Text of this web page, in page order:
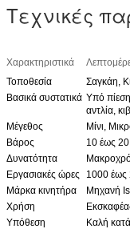
Τεχνικές
Χαρακτηριστικά
Τοποθεσία
Σαγκάη,
Βασικά συστατικά Υπό
αντλία,
Μέγεθος
Μίνι,
Βάρος
10 έως
Δυνατότητα
Εργασιακές ώρες
1000 έως
Μάρκα κινητήρα
Μηχανή
Χρήση
Υπόθεση
Καλή